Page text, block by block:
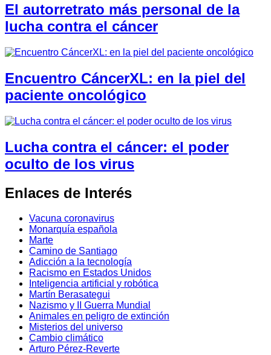
El autorretrato más personal de la
lucha contra el cáncer
Encuentro CáncerXL: en la piel del
paciente oncológico
Lucha contra el cáncer: el poder
oculto de los virus
Enlaces de Interés
Vacuna coronavirus
Monarquía española
Marte
Camino de Santiago
Adicción a la tecnología
Racismo en Estados Unidos
Inteligencia artificial y robótica
Martín Berasategui
Nazismo y II Guerra Mundial
Animales en peligro de extinción
Misterios del universo
Cambio climático
Arturo Pérez-Reverte